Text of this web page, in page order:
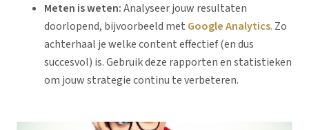
Meten is weten:Analyseer jouw resultaten
doorlopend, bijvoorbeeld met Google Analytics. Zo
achterhaal je welke content effectief (en dus
succesvol) is. Gebruik deze rapporten en statistieken
om jouw strategie continu te verbeteren.